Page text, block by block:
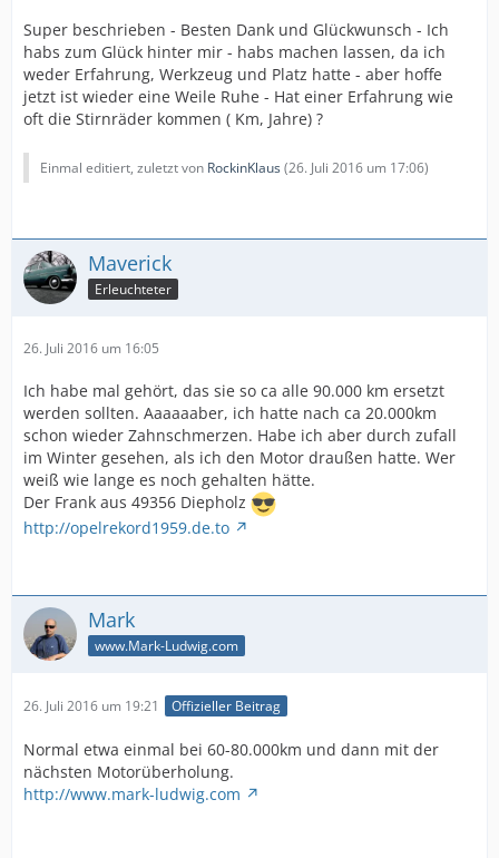
Super beschrieben - Besten Dank und Glückwunsch - Ich
habs zum Glück hinter mir - habs machen lassen, da ich
weder Erfahrung, Werkzeug und Platz hatte - aber hoffe
jetzt ist wieder eine Weile Ruhe - Hat einer Erfahrung wie
oft die Stirnräder kommen ( Km, Jahre) ?
Einmal editiert, zuletzt von RockinKlaus(26. Juli 2016 um 17:06)
Maverick
Erleuchteter
26. Juli 2016 um 16:05
Ich habe mal gehört, das sie so ca alle 90.000 km ersetzt
werden sollten. Aaaaaaber, ich hatte nach ca 20.000km
schon wieder Zahnschmerzen. Habe ich aber durch zufall
im Winter gesehen, als ich den Motor draußen hatte. Wer
weiß wie lange es noch gehalten hätte.
Der Frank aus 49356 Diepholz
http://opelrekord1959.de.to
Mark
www.Mark-Ludwig.com
26. Juli 2016 um 19:21 Offizieller Beitrag
Normal etwa einmal bei 60-80.000km und dann mit der
nächsten Motorüberholung.
http://www.mark-ludwig.com